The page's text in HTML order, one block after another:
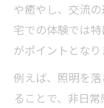
や癒やし、交流
宅での体験では
がポイントとなり
例えば、照明を
ることで、非日